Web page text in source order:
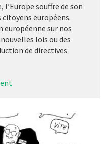
souffre de son
citoyens européens.
européenne sur nos
lois ou des
de directives